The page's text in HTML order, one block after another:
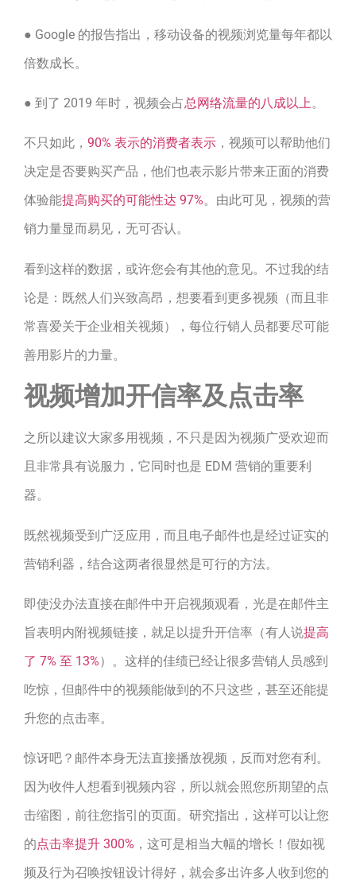
● Google 的报告指出，移动设备的视频浏览量每年都以
倍数成长。
● 到了 2019 年时，视频会占总网络流量的八成以上。
不只如此， 90% 表示的消费者表示 ，视频可以帮助他们
决定是否要购买产品，他们也表示影片带来正面的消费
体验能提高购买的可能性达 97%。由此可见，视频的营
销力量显而易见，无可否认。
看到这样的数据，或许您会有其他的意见。不过我的结
论是：既然人们兴致高昂，想要看到更多视频（而且非
常喜爱关于企业相关视频），每位行销人员都要尽可能
善用影片的力量。
视频增加开信率及点击率
之所以建议大家多用视频，不只是因为视频广受欢迎而
且非常具有说服力，它同时也是 EDM 营销的重要利
器。
既然视频受到广泛应用，而且电子邮件也是经过证实的
营销利器，结合这两者很显然是可行的方法。
即使没办法直接在邮件中开启视频观看，光是在邮件主
旨表明内附视频链接，就足以提升开信率（有人说提高
了 7% 至 13%）。这样的佳绩已经让很多营销人员感到
吃惊，但邮件中的视频能做到的不只这些，甚至还能提
升您的点击率。
惊讶吧？邮件本身无法直接播放视频，反而对您有利。
因为收件人想看到视频内容，所以就会照您所期望的点
击缩图，前往您指引的页面。研究指出，这样可以让您
的点击率提升 300% ，这可是相当大幅的增长！假如视
频及行为召唤按钮设计得好，就会多出许多人收到您的